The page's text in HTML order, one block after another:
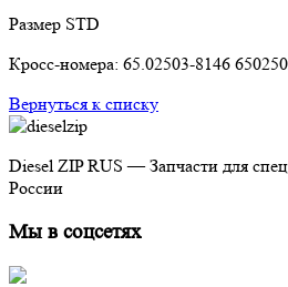
Размер STD
Кросс-номера: 65.02503-8146
Вернуться к списку
Diesel ZIP RUS — Запчасти для
России
Мы в соцсетях